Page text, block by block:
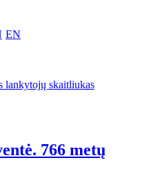
EN
766 metų